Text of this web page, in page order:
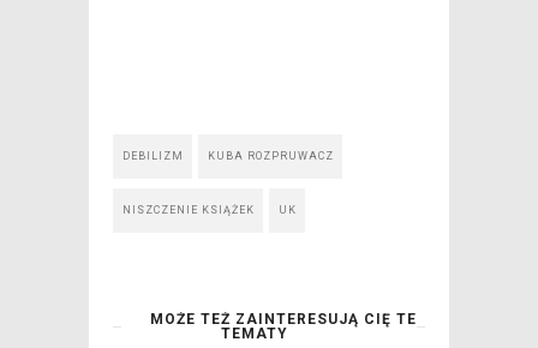
DEBILIZM KUBA ROZPRUWACZ
NISZCZENIE KSIĄŻEK UK
MOŻE TEŻ ZAINTERESUJĄ CIĘ TE
TEMATY